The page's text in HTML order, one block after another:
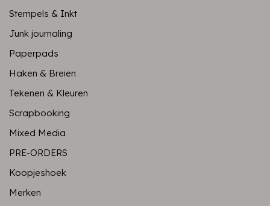
Stempels & Inkt
Junk journaling
Paperpads
Haken & Breien
Tekenen & Kleuren
Scrapbooking
Mixed Media
PRE-ORDERS
Koopjeshoek
Merken